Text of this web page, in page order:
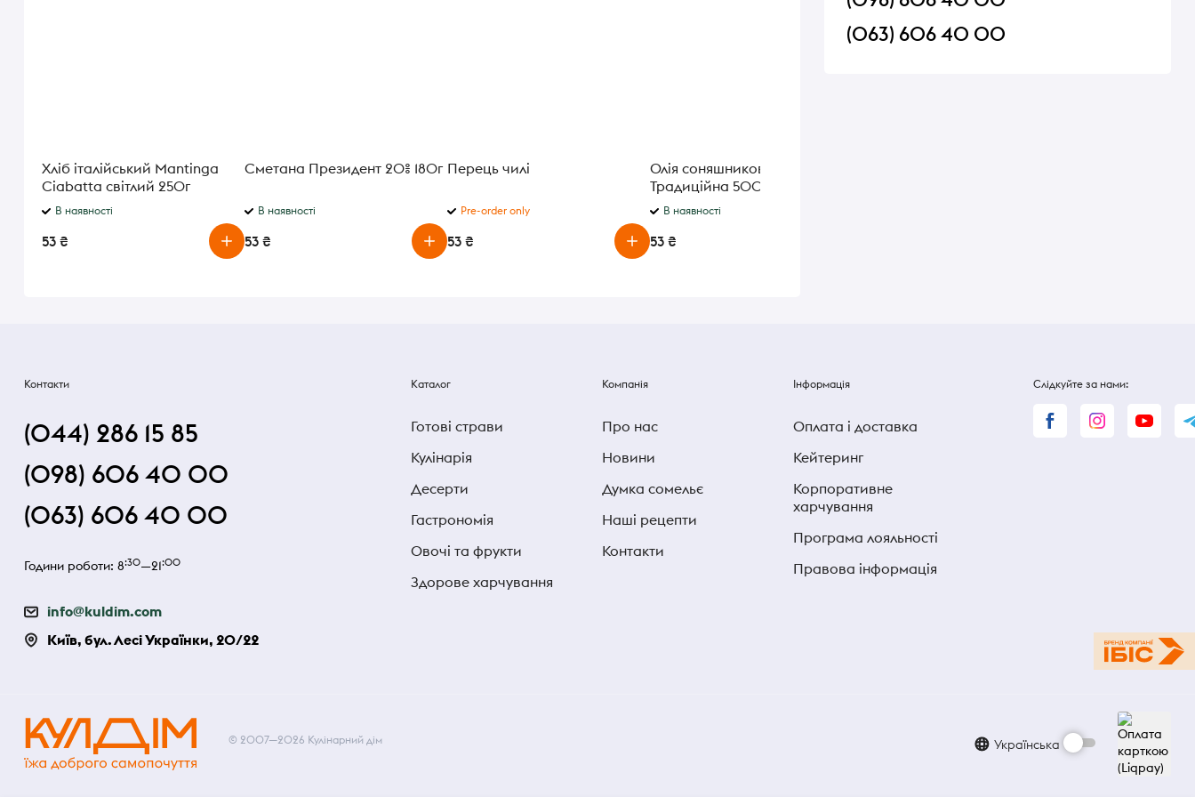
Хліб італійський Mantinga
Ciabatta світлий 250г
В наявності
53 ₴
Сметана Президент 20% 180г
В наявності
53 ₴
Перець чилі
Pre-order only
53 ₴
Олія соняшникова Олейна
Традиційна 500 мл.
В наявності
53 ₴
(063) 606 40 00
Контакти
(044) 286 15 85
(098) 606 40 00
(063) 606 40 00
Години роботи: 8:30—21:00
info@kuldim.com
Київ, бул. Лесі Українки, 20/22
Каталог
Готові страви
Кулінарія
Десерти
Гастрономія
Овочі та фрукти
Здорове харчування
Компанія
Про нас
Новини
Думка сомельє
Наші рецепти
Контакти
Інформація
Оплата і доставка
Кейтеринг
Корпоративне
харчування
Програма лояльності
Правова інформація
Слідкуйте за нами:
© 2007—2026 Кулінарний дім Українська